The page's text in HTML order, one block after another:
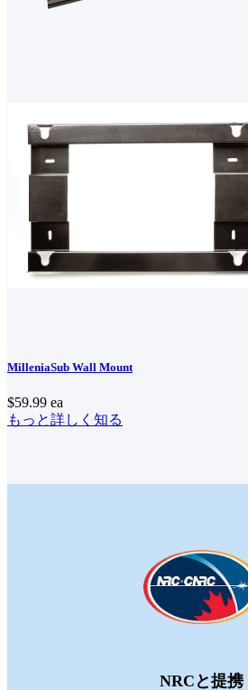
MilleniaSub Wall Mount
$59.99 ea
もっと詳しく知る
NRCと提携